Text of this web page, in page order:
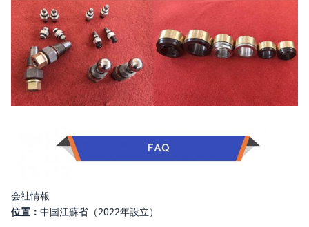
会社情報
位置： 中国江蘇省（2022年設立）